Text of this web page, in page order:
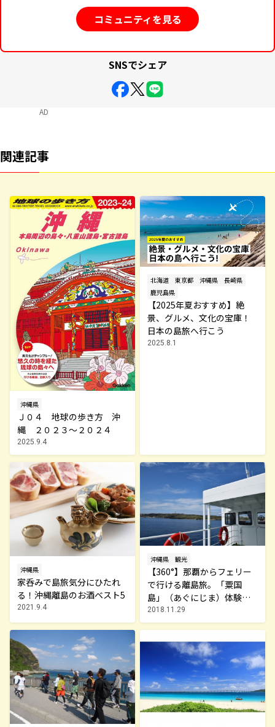
コミュニティを見る
SNSでシェア
AD
関連記事
沖縄県
Ｊ０４ 地球の歩き方 沖
縄 ２０２３～２０２４
2025.9.4
北海道 東京都 沖縄県
長崎県
鹿児島県
【2025年夏おすすめ】絶
景、グルメ、文化の宝庫！
日本の島旅へ行こう
2025.8.1
沖縄県
家呑みで島旅気分にひたれ
る！沖縄離島のお酒ベスト5
2021.9.4
沖縄県 観光
【360°】那覇からフェリー
で行ける離島旅。「粟国
島」（あぐにじま）体験レ
ポートその1
2018.11.29